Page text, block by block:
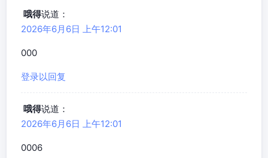
哦得说道：
2026年6月6日 上午12:01
000
登录以回复
哦得说道：
2026年6月6日 上午12:01
0006